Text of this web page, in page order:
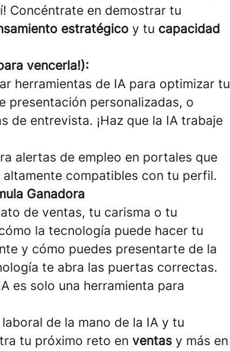
Concéntrate en demostrar tu
estratégico y tu capacidad
vencerla!):
herramientas de IA para optimizar tu
presentación personalizadas, o
de entrevista. ¡Haz que la IA trabaje
alertas de empleo en portales que
compatibles con tu perfil.
Ganadora
de ventas, tu carisma o tu
la tecnología puede hacer tu
y cómo puedes presentarte de la
te abra las puertas correctas.
es solo una herramienta para
de la mano de la IA y tu
tu próximo reto en ventas y más en